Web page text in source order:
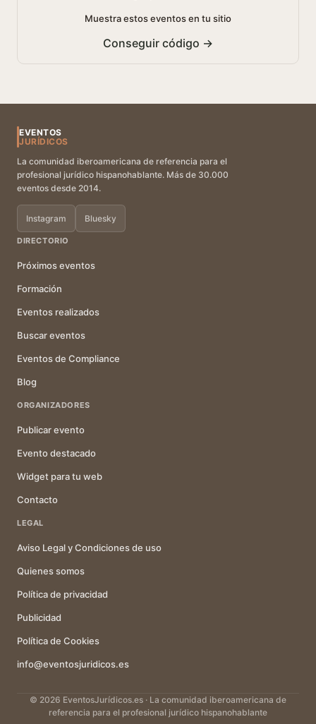
Muestra estos eventos en tu sitio
Conseguir código →
EVENTOS
JURÍDICOS
La comunidad iberoamericana de referencia para el
profesional jurídico hispanohablante. Más de 30.000
eventos desde 2014.
Instagram Bluesky
DIRECTORIO
Próximos eventos
Formación
Eventos realizados
Buscar eventos
Eventos de Compliance
Blog
ORGANIZADORES
Publicar evento
Evento destacado
Widget para tu web
Contacto
LEGAL
Aviso Legal y Condiciones de uso
Quienes somos
Política de privacidad
Publicidad
Política de Cookies
info@eventosjuridicos.es
© 2026 EventosJurídicos.es · La comunidad iberoamericana de
referencia para el profesional jurídico hispanohablante